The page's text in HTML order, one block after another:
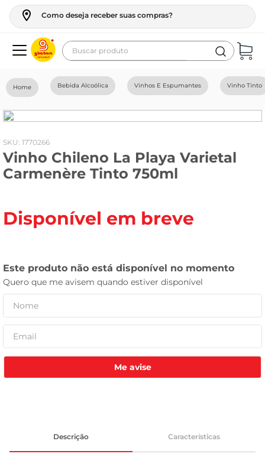
Como deseja receber suas compras?
Buscar produto
Bebida Alcoólica Vinhos E Espumantes Vinho Tinto
: 1770266
Vinho Chileno La Playa Varietal
Carmenère Tinto 750ml
Disponível em breve
Me avise
Descrição Características
geladeira
fogao
café
cerveja
leite
tv